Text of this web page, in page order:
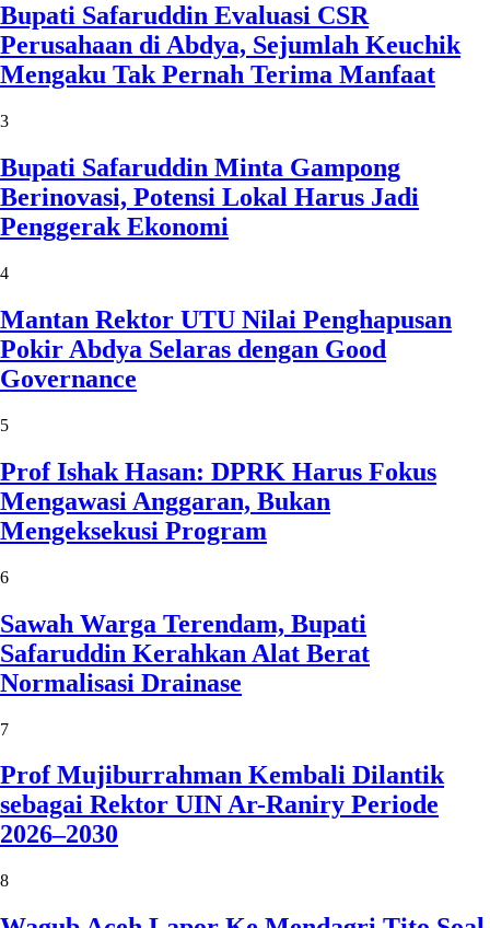
Bupati Safaruddin Evaluasi CSR
Perusahaan di Abdya, Sejumlah Keuchik
Mengaku Tak Pernah Terima Manfaat
3
Bupati Safaruddin Minta Gampong
Berinovasi, Potensi Lokal Harus Jadi
Penggerak Ekonomi
4
Mantan Rektor UTU Nilai Penghapusan
Pokir Abdya Selaras dengan Good
Governance
5
Prof Ishak Hasan: DPRK Harus Fokus
Mengawasi Anggaran, Bukan
Mengeksekusi Program
6
Sawah Warga Terendam, Bupati
Safaruddin Kerahkan Alat Berat
Normalisasi Drainase
7
Prof Mujiburrahman Kembali Dilantik
sebagai Rektor UIN Ar-Raniry Periode
2026–2030
8